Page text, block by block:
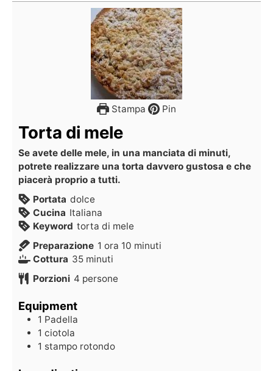
Stampa Pin
Torta di mele
Se avete delle mele, in una manciata di minuti,
potrete realizzare una torta davvero gustosa e che
piacerà proprio a tutti.
Portata dolce
Cucina Italiana
Keyword torta di mele
Preparazione 1 ora 10 minuti
Cottura 35 minuti
Porzioni 4 persone
Equipment
1 Padella
1 ciotola
1 stampo rotondo